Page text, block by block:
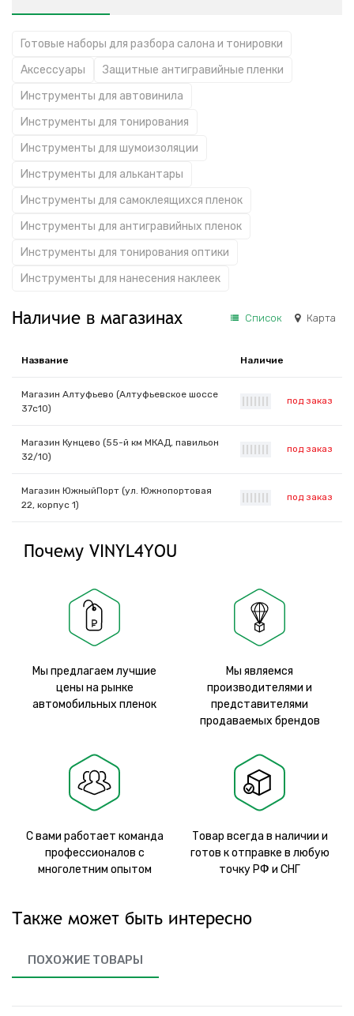
Готовые наборы для разбора салона и тонировки
Аксессуары
Защитные антигравийные пленки
Инструменты для автовинила
Инструменты для тонирования
Инструменты для шумоизоляции
Инструменты для алькантары
Инструменты для самоклеящихся пленок
Инструменты для антигравийных пленок
Инструменты для тонирования оптики
Инструменты для нанесения наклеек
Наличие в магазинах Список Карта
Название Наличие
Магазин Алтуфьево (Алтуфьевское шоссе
37с10)
под заказ
Магазин Кунцево (55-й км МКАД, павильон
32/10)
под заказ
Магазин ЮжныйПорт (ул. Южнопортовая
22, корпус 1)
под заказ
Почему VINYL4YOU
Мы предлагаем лучшие
цены на рынке
автомобильных пленок
Мы являемся
производителями и
представителями
продаваемых брендов
С вами работает команда
профессионалов с
многолетним опытом
Товар всегда в наличии и
готов к отправке в любую
точку РФ и СНГ
Также может быть интересно
ПОХОЖИЕ ТОВАРЫ